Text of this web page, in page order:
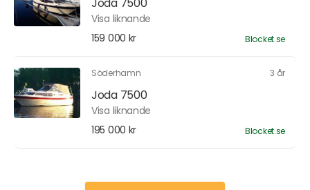
Visa liknande
159 000 kr
Blocket.se
Söderhamn 3 år
Joda 7500
Visa liknande
195 000 kr
Blocket.se